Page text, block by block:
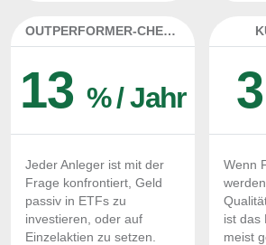
OUTPERFORMER-CHECK
13 % / Jahr
Jeder Anleger ist mit der
Frage konfrontiert, Geld
passiv in ETFs zu
investieren, oder auf
Einzelaktien zu setzen.
3
Wenn
ist das
meist